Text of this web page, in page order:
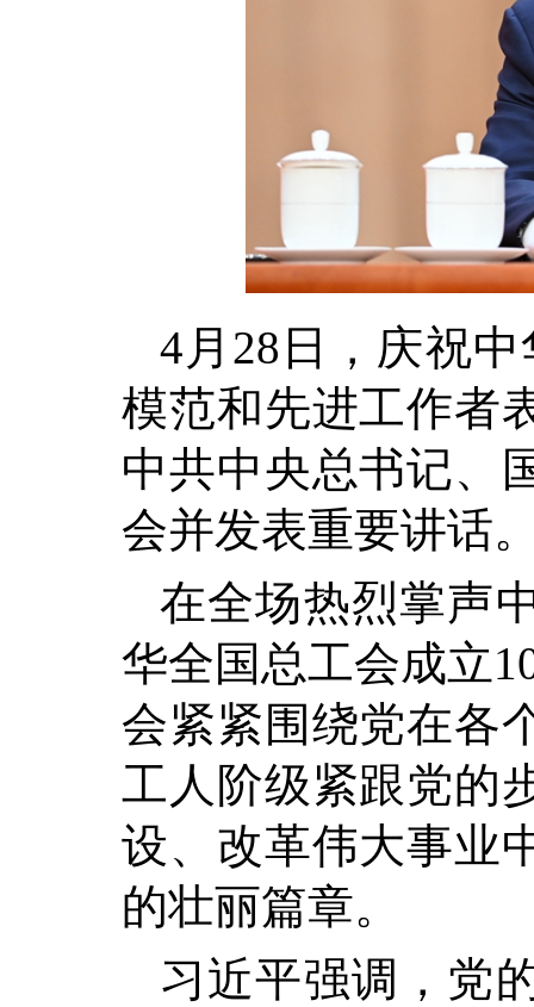
4月28日，庆祝
模范和先进工作者
中共中央总书记、
会并发表重要讲话
在全场热烈掌声
华全国总工会成立
会紧紧围绕党在各
工人阶级紧跟党的
设、改革伟大事业
的壮丽篇章。
习近平强调，党